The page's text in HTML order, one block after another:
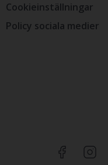
Cookieinställningar
Policy sociala medier